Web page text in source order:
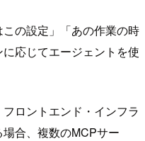
の設定」「あの作業の時
応じてエージェントを使
ロントエンド・インフラ
合、複数のMCPサー